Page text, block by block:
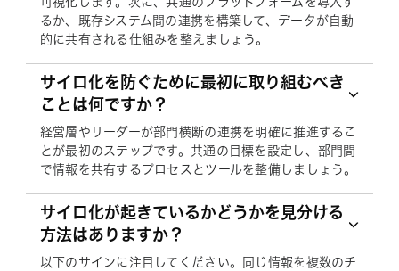
るか、既存システム間の連携を構築して、データが自動
的に共有される仕組みを整えましょう。
サイロ化を防ぐために最初に取り組むべき
ことは何ですか？
経営層やリーダーが部門横断の連携を明確に推進するこ
とが最初のステップです。共通の目標を設定し、部門間
で情報を共有するプロセスとツールを整備しましょう。
サイロ化が起きているかどうかを見分ける
方法はありますか？
以下のサインに注目してください。同じ情報を複数のチ